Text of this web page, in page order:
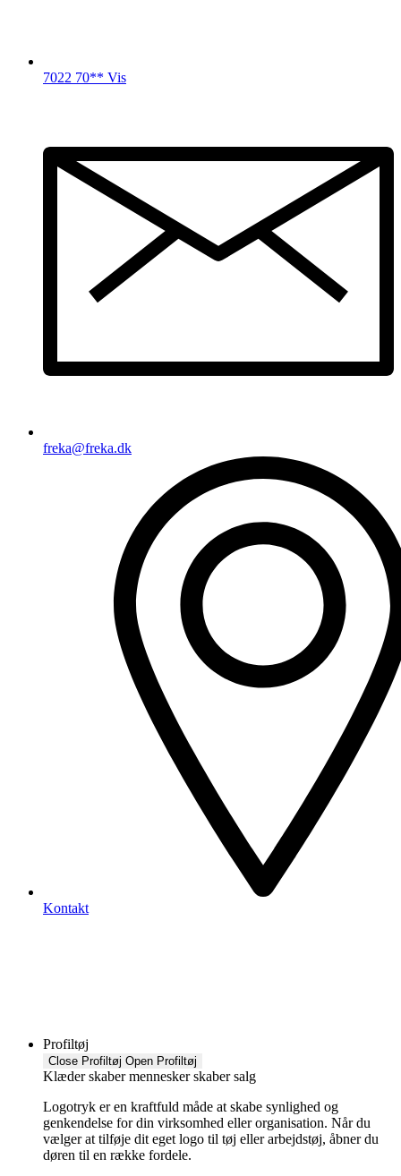
7022 70** Vis
freka@freka.dk
Kontakt
Profiltøj
Close Profiltøj Open Profiltøj
Klæder skaber mennesker skaber salg
Logotryk er en kraftfuld måde at skabe synlighed og
genkendelse for din virksomhed eller organisation. Når du
vælger at tilføje dit eget logo til tøj eller arbejdstøj, åbner du
døren til en række fordele.